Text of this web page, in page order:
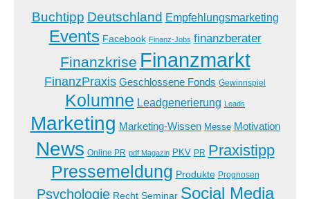
Buchtipp Deutschland Empfehlungsmarketing
Events Facebook Finanz-Jobs finanzberater
Finanzkrise Finanzmarkt
FinanzPraxis Geschlossene Fonds Gewinnspiel
Kolumne Leadgenerierung Leads
Marketing Marketing-Wissen Messe Motivation
News Online PR pdf Magazin PKV PR Praxistipp
Pressemeldung Produkte Prognosen
Psychologie Recht Seminar Social Media